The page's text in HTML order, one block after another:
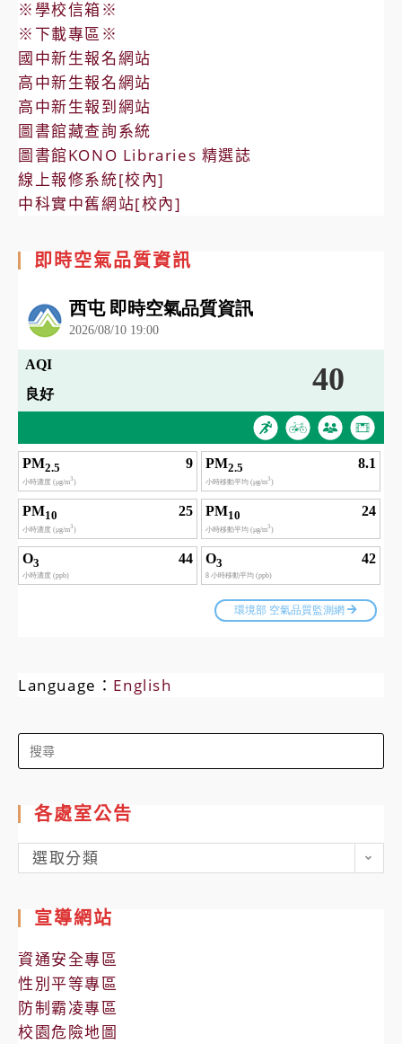
※學校信箱※
※下載專區※
國中新生報名網站
高中新生報名網站
高中新生報到網站
圖書館藏查詢系統
圖書館KONO Libraries 精選誌
線上報修系統[校內]
中科實中舊網站[校內]
即時空氣品質資訊
Language： English
Search
for:
各處室公告
各
處
公
告
選取分類
宣導網站
資通安全專區
性別平等專區
防制霸凌專區
校園危險地圖